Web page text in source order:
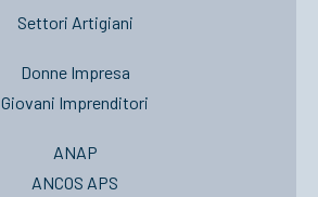
Settori Artigiani
Donne Impresa
Giovani Imprenditori
ANAP
ANCOS APS